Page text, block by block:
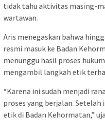
tidak tahu aktivitas masing-
wartawan.
Aris menegaskan bahwa
resmi masuk ke Badan
menunggu hasil proses
mengambil langkah etik
“Karena ini sudah menjadi
proses yang berjalan.
etik di Badan Kehormatan,”